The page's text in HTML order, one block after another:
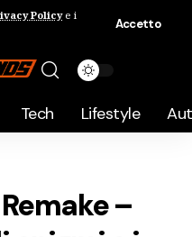
Policye i
Accetto
Tech Lifestyle
–